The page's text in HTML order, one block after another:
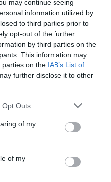
may continue seeing
information utilized by
to third parties prior to
opt-out of the further
by third parties on the
This information may
parties on the IAB’s List of
further disclose it to other
Opt Outs
of my
of my
vera Inghilterra b. In molti
squadra dei non convocati
BAsCH4YCjx
22, 2026
fuori dopo una deludente
In difesa Tuchel non ha
Maguire e Hill
La mediana è composta
Gibbs-White e Wharton.
e Foden , davvero
fuori dal giro è Dominic